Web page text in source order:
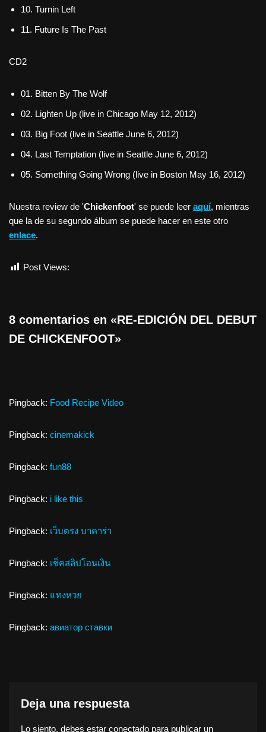
10. Turnin Left
11. Future Is The Past
CD2
01. Bitten By The Wolf
02. Lighten Up (live in Chicago May 12, 2012)
03. Big Foot (live in Seattle June 6, 2012)
04. Last Temptation (live in Seattle June 6, 2012)
05. Something Going Wrong (live in Boston May 16, 2012)
Nuestra review de 'Chickenfoot' se puede leer aquí, mientras
que la de su segundo álbum se puede hacer en este otro
enlace.
Post Views:
8 comentarios en «RE-EDICIÓN DEL DEBUT
DE CHICKENFOOT»
Pingback: Food Recipe Video
Pingback: cinemakick
Pingback: fun88
Pingback: i like this
Pingback: เว็บตรง บาคาร่า
Pingback: เช็คสลิปโอนเงิน
Pingback: แทงหวย
Pingback: авиатор ставки
Deja una respuesta
Lo siento, debes estar conectado para publicar un